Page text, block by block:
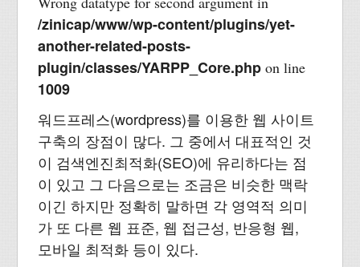
/zinicap/www/wp-content/plugins/yet-
another-related-posts-
plugin/classes/YARPP_Core.php on line
1009
워드프레스(wordpress)를 이용한 웹 사이트
구축의 장점이 많다. 그 중에서 대표적인 것
이 검색엔진최적화(SEO)에 유리하다는 점
이 있고 그 다음으로는 조금은 비슷한 맥락
이긴 하지만 정확히 말하면 각 영역적 의미
가 또 다른 웹 표준, 웹 접근성, 반응형 웹,
모바일 최적화 등이 있다.